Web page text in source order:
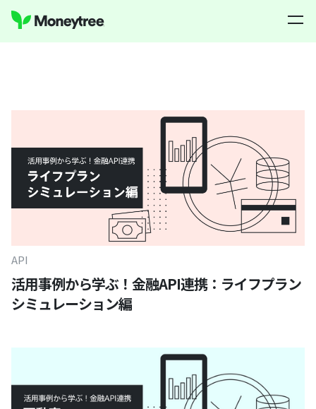
API
活用事例から学ぶ！金融API連携：ライフプラン
シミュレーション編